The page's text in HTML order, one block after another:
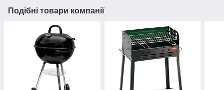
Подібні товари компанії